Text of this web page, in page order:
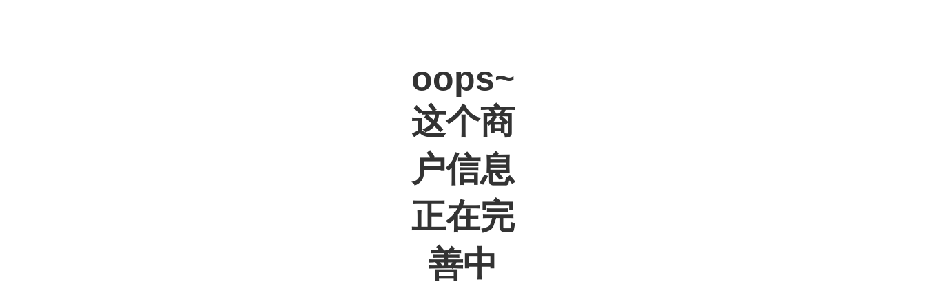
oops~
这个商
户信息
正在完
善中